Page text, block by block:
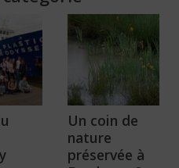
Un coin de
nature
préservée à